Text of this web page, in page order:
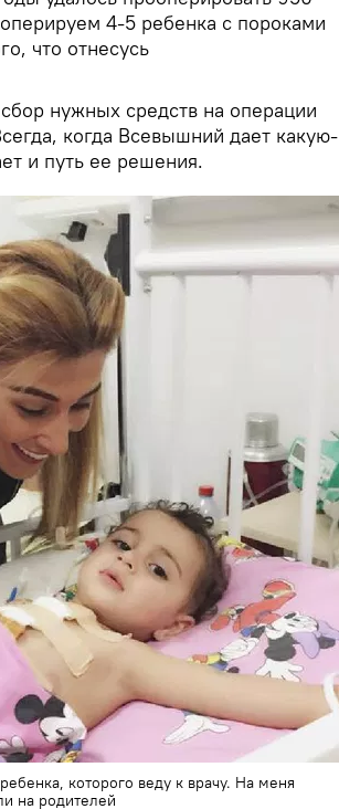
4-5 ребенка с пороками
что отнесусь
нужных средств на операции
когда Всевышний дает какую-
и путь ее решения.
которого веду к врачу. На меня
на родителей